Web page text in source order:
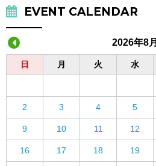
EVENT CALENDAR
2026年8月
日 月 火 水
2 3 4 5
9 10 11 12
16 17 18 19